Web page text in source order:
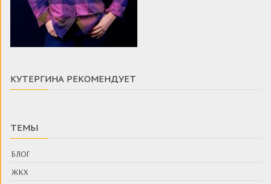
КУТЕРГИНА РЕКОМЕНДУЕТ
ТЕМЫ
БЛОГ
ЖКХ